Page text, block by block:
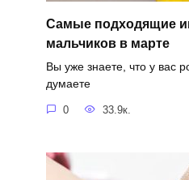
Самые подходящие
мальчиков в марте
Вы уже знаете, что у вас
думаете
0 33.9к.